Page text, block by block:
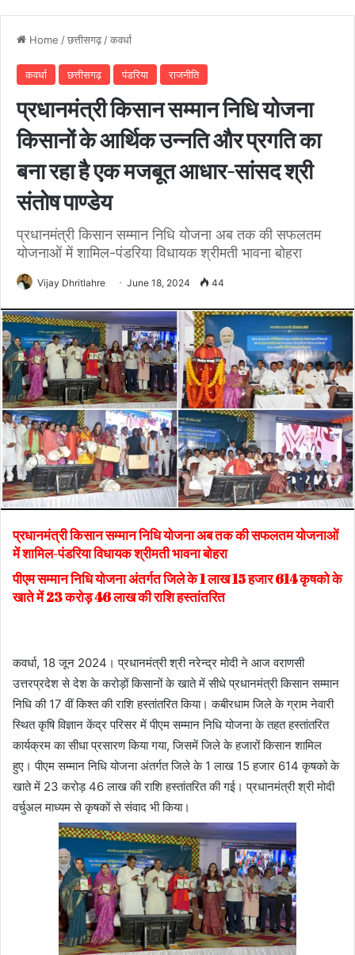
Home /छत्तीसगढ़ /कवर्धा
कवर्धा छत्तीसगढ़ पंडरिया राजनीति
प्रधानमंत्री किसान सम्मान निधि योजना
किसानों के आर्थिक उन्नति और प्रगति का
बना रहा है एक मजबूत आधार-सांसद श्री
संतोष पाण्डेय
प्रधानमंत्री किसान सम्मान निधि योजना अब तक की सफलतम
योजनाओं में शामिल-पंडरिया विधायक श्रीमती भावना बोहरा
Vijay Dhritlahre June 18, 2024 44
प्रधानमंत्री किसान सम्मान निधि योजना अब तक की सफलतम योजनाओं
में शामिल-पंडरिया विधायक श्रीमती भावना बोहरा
पीएम सम्मान निधि योजना अंतर्गत जिले के 1 लाख 15 हजार 614 कृषको के
खाते में 23 करोड़ 46 लाख की राशि हस्तांतरित
कवर्धा, 18 जून 2024। प्रधानमंत्री श्री नरेन्द्र मोदी ने आज वराणसी
उत्तरप्रदेश से देश के करोड़ों किसानों के खाते में सीधे प्रधानमंत्री किसान सम्मान
निधि की 17 वीं किश्त की राशि हस्तांतरित किया। कबीरधाम जिले के ग्राम नेवारी
स्थित कृषि विज्ञान केंद्र परिसर में पीएम सम्मान निधि योजना के तहत हस्तांतरित
कार्यक्रम का सीधा प्रसारण किया गया, जिसमें जिले के हजारों किसान शामिल
हुए। पीएम सम्मान निधि योजना अंतर्गत जिले के 1 लाख 15 हजार 614 कृषको के
खाते में 23 करोड़ 46 लाख की राशि हस्तांतरित की गई। प्रधानमंत्री श्री मोदी
वर्चुअल माध्यम से कृषकों से संवाद भी किया।